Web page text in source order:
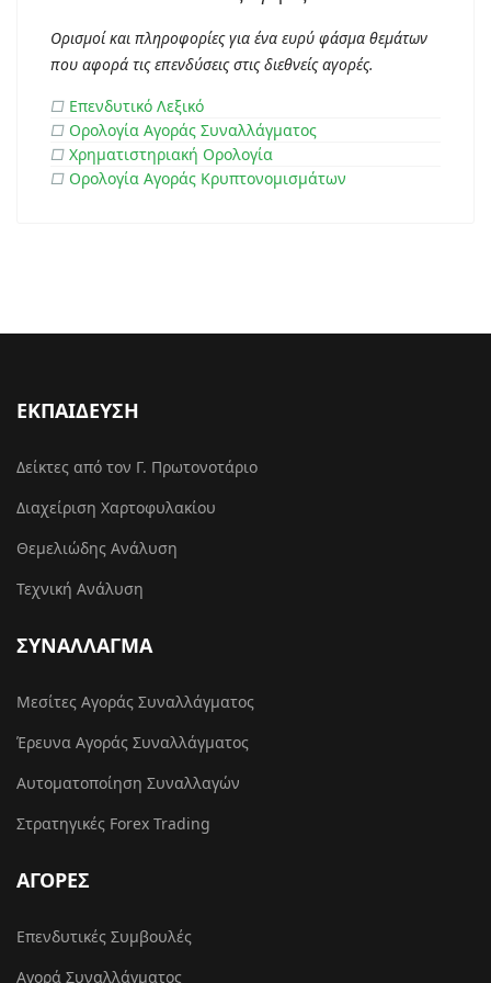
Ορισμοί και πληροφορίες για ένα ευρύ φάσμα θεμάτων
που αφορά τις επενδύσεις στις διεθνείς αγορές.
□ Επενδυτικό Λεξικό
□ Ορολογία Αγοράς Συναλλάγματος
□ Χρηματιστηριακή Ορολογία
□ Ορολογία Αγοράς Κρυπτονομισμάτων
ΕΚΠΑΙΔΕΥΣΗ
Δείκτες από τον Γ. Πρωτονοτάριο
Διαχείριση Χαρτοφυλακίου
Θεμελιώδης Ανάλυση
Τεχνική Ανάλυση
ΣΥΝΑΛΛΑΓΜΑ
Μεσίτες Αγοράς Συναλλάγματος
Έρευνα Αγοράς Συναλλάγματος
Αυτοματοποίηση Συναλλαγών
Στρατηγικές Forex Trading
ΑΓΟΡΕΣ
Επενδυτικές Συμβουλές
Αγορά Συναλλάγματος